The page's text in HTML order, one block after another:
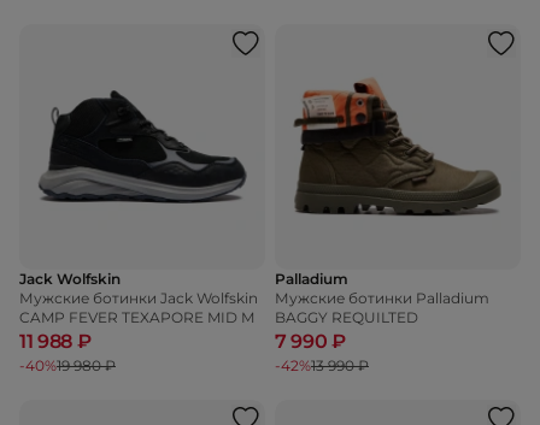
Jack Wolfskin
Мужские ботинки Jack Wolfskin
CAMP FEVER TEXAPORE MID M
11 988 ₽
-40%19 980 ₽
Palladium
Мужские ботинки Palladium
BAGGY REQUILTED
7 990 ₽
-42%13 990 ₽